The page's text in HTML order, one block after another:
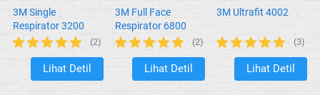
3M Single
Respirator 3200
(2)
`Lihat Detil
3M Full Face
Respirator 6800
(2)
`Lihat Detil
3M Ultrafit 4002
(3)
`Lihat Detil